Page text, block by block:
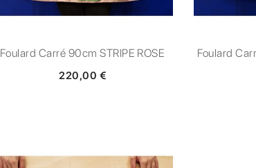
Foulard Carré 90cm STRIPE ROSE
220,00 €
Foulard